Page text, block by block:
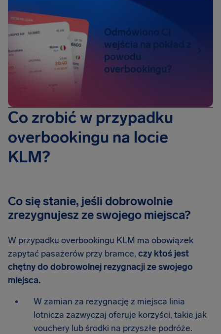
Odmówiono Ci
wejścia na pokład z
powodu
overbookingu?
Co zrobić w przypadku
overbookingu na locie
KLM?
Co się stanie, jeśli dobrowolnie
zrezygnujesz ze swojego miejsca?
W przypadku overbookingu KLM ma obowiązek
zapytać pasażerów przy bramce, czy ktoś jest
chętny do dobrowolnej rezygnacji ze swojego
miejsca.
W zamian za rezygnację z miejsca linia
lotnicza zazwyczaj oferuje korzyści, takie jak
vouchery lub środki na przyszłe podróże.